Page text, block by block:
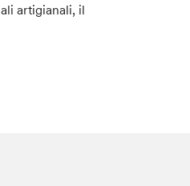
artigianali, il